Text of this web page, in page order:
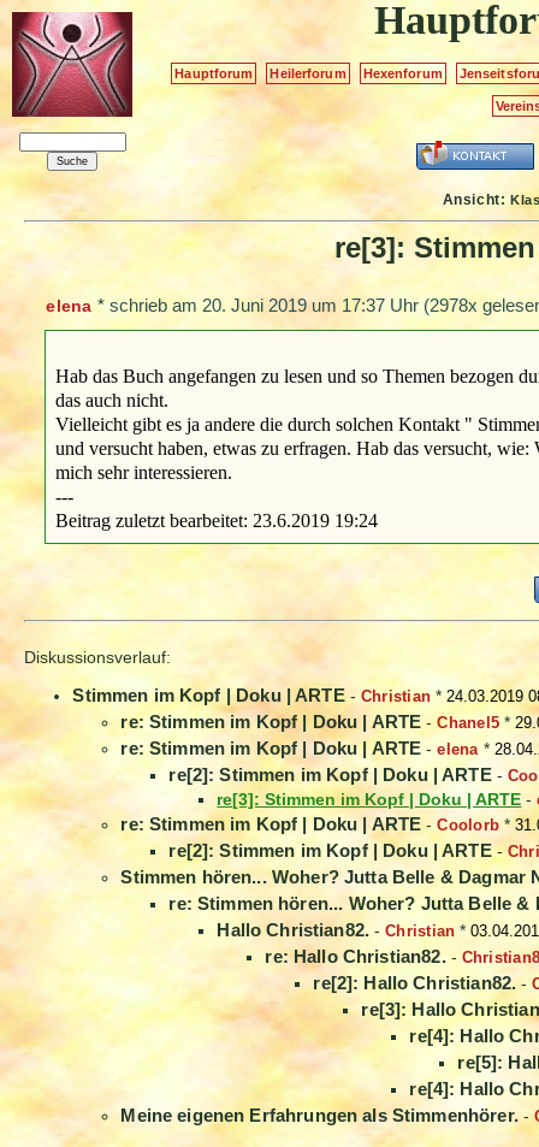
Hauptforum Heilerforum Hexenforum
Ansicht:
re[3]:
elena* schrieb am 20. Juni 2019 um 17:37 Uhr(2978x
Hab das Buch angefangen zu lesen und so Themen bezogen
das auch nicht.
Vielleicht gibt es ja andere die durch solchen Kontakt "
und versucht haben, etwas zu erfragen. Hab das versucht,
mich sehr interessieren.
---
Beitrag zuletzt bearbeitet: 23.6.2019 19:24
Diskussionsverlauf:
Stimmen im Kopf | Doku | ARTE- Christian *24.03.2019
re: Stimmen im Kopf | Doku | ARTE -Chanel5 *
re: Stimmen im Kopf | Doku | ARTE -elena*
re[2]: Stimmen im Kopf | Doku | ARTE-
re[3]: Stimmen im Kopf | Doku | ARTE -
re: Stimmen im Kopf | Doku | ARTE -Coolorb *
re[2]: Stimmen im Kopf | Doku | ARTE-
Stimmen hören... Woher? Jutta Belle & Dagmar
re: Stimmen hören... Woher? Jutta Belle &
Hallo Christian82. -Christian *
re: Hallo Christian82.-
re[2]: Hallo Christian82. -
re[3]: Hallo
re[4]: Hallo
re[5]:
re[4]: Hallo
Meine eigenen Erfahrungen als Stimmenhörer.-